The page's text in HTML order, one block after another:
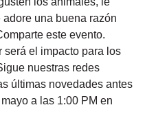
una buena razón
este evento.
será el impacto para los
nuestras redes
últimas novedades antes